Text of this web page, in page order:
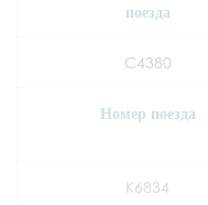
поезда
C4380
Номер поезда
K6834